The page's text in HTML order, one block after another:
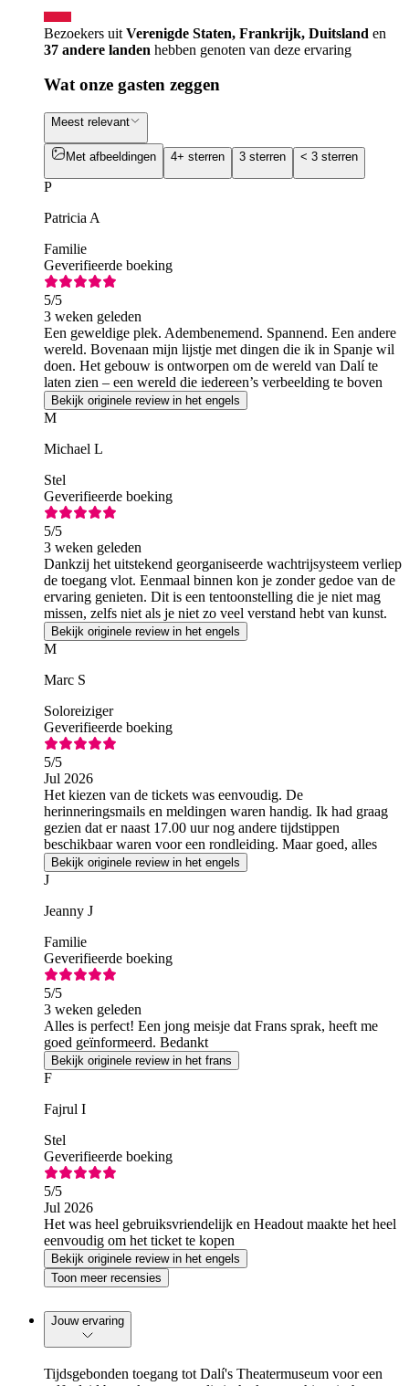
Bezoekers uit Verenigde Staten, Frankrijk, Duitsland en
37 andere landen hebben genoten van deze ervaring
Wat onze gasten zeggen
Meest relevant
Met afbeeldingen 4+ sterren 3 sterren < 3 sterren
P
Patricia A
Familie
Geverifieerde boeking
5/5
3 weken geleden
Een geweldige plek. Adembenemend. Spannend. Een andere
wereld. Bovenaan mijn lijstje met dingen die ik in Spanje wil
doen. Het gebouw is ontworpen om de wereld van Dalí te
laten zien – een wereld die iedereen’s verbeelding te boven
gaat.
Bekijk originele review in het engels
M
Michael L
Stel
Geverifieerde boeking
5/5
3 weken geleden
Dankzij het uitstekend georganiseerde wachtrijsysteem verliep
de toegang vlot. Eenmaal binnen kon je zonder gedoe van de
ervaring genieten. Dit is een tentoonstelling die je niet mag
missen, zelfs niet als je niet zo veel verstand hebt van kunst.
Bekijk originele review in het engels
M
Marc S
Soloreiziger
Geverifieerde boeking
5/5
Jul 2026
Het kiezen van de tickets was eenvoudig. De
herinneringsmails en meldingen waren handig. Ik had graag
gezien dat er naast 17.00 uur nog andere tijdstippen
beschikbaar waren voor een rondleiding. Maar goed, alles
was prima. Een geweldig museum.
Bekijk originele review in het engels
J
Jeanny J
Familie
Geverifieerde boeking
5/5
3 weken geleden
Alles is perfect! Een jong meisje dat Frans sprak, heeft me
goed geïnformeerd. Bedankt
Bekijk originele review in het frans
F
Fajrul I
Stel
Geverifieerde boeking
5/5
Jul 2026
Het was heel gebruiksvriendelijk en Headout maakte het heel
eenvoudig om het ticket te kopen
Bekijk originele review in het engels
Toon meer recensies
Jouw ervaring
Tijdsgebonden toegang tot Dalí's Theatermuseum voor een